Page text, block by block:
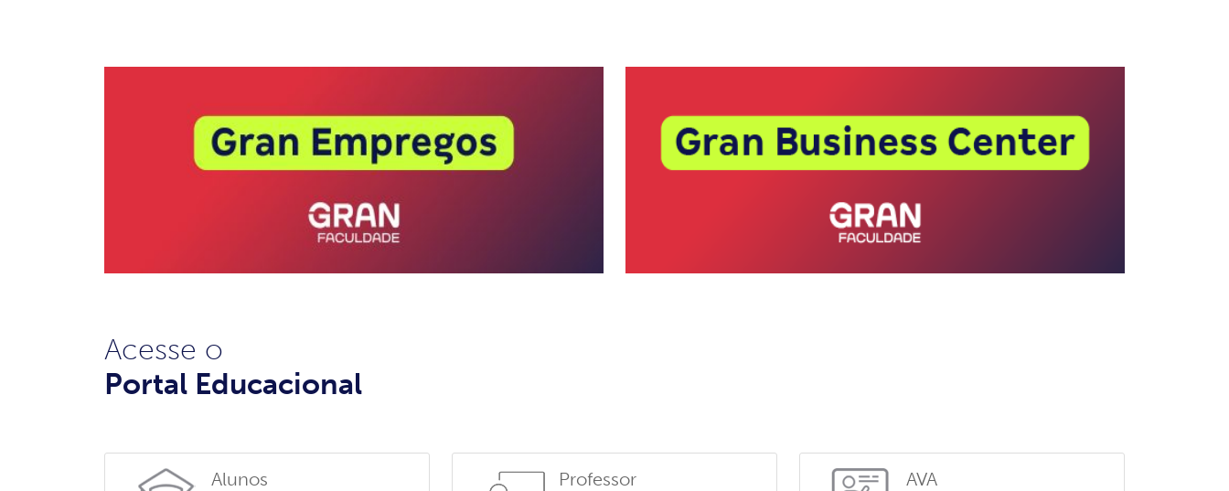
Acesse o
Portal Educacional
Alunos Professor AVA